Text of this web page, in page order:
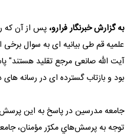
به گزارش خبرنگار فرارو،پس از آن که
علمیه قم طی بیانیه ای به سوال برخی
آیت الله صانعی مرجع تقلید هستند"
بود و بازتاب گسترده ای در رسانه
جامعه مدرسین در پاسخ به این
توجه به پرسش‌هاي مكرّر مؤمنان،